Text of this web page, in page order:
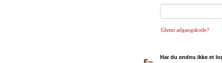
Glemt adgangskode?
Har du endnu ikke et